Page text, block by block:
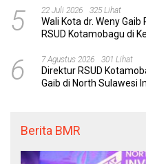
5 22 Juli 2026 325 Lihat
Wali Kota dr. Weny
RSUD Kotamobagu di
6 7 Agustus 2026 301 Lihat
Direktur RSUD
Gaib di North Sulawesi
Berita BMR